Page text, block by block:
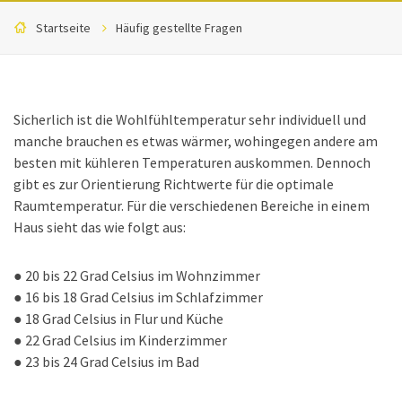
Startseite Häufig gestellte Fragen
Sicherlich ist die Wohlfühltemperatur sehr individuell und
manche brauchen es etwas wärmer, wohingegen andere am
besten mit kühleren Temperaturen auskommen. Dennoch
gibt es zur Orientierung Richtwerte für die optimale
Raumtemperatur. Für die verschiedenen Bereiche in einem
Haus sieht das wie folgt aus:
● 20 bis 22 Grad Celsius im Wohnzimmer
● 16 bis 18 Grad Celsius im Schlafzimmer
● 18 Grad Celsius in Flur und Küche
● 22 Grad Celsius im Kinderzimmer
● 23 bis 24 Grad Celsius im Bad